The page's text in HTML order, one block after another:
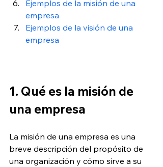
Ejemplos de la misión de una
empresa
Ejemplos de la visión de una
empresa
1. Qué es la misión de
una empresa
La misión de una empresa es una
breve descripción del propósito de
una organización y cómo sirve a su